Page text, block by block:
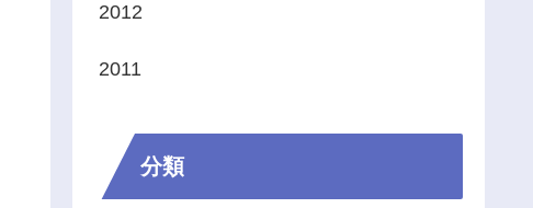
2012
2011
分類